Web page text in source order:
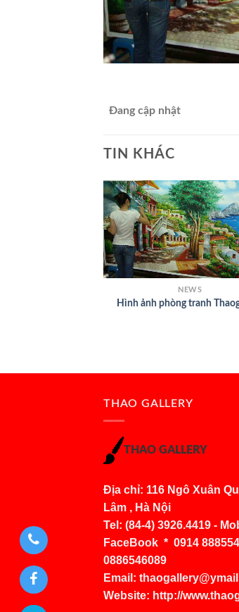
Đang cập nhật
TIN KHÁC
NEWS
Hình ảnh phòng tranh
THAO GALLERY
THAO GALLERY
Địa chỉ: 116 Ngô Xuân
Lâm , Hà Nội
Tel: (84-4) 3926.4419 -
FaceBook * 0914
0886546089
Email:
Website: http://